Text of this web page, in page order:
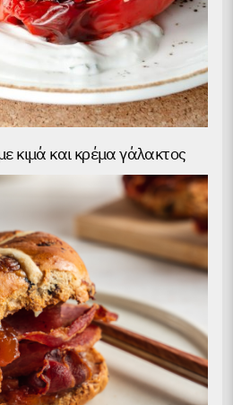
κιμά και κρέμα γάλακτος